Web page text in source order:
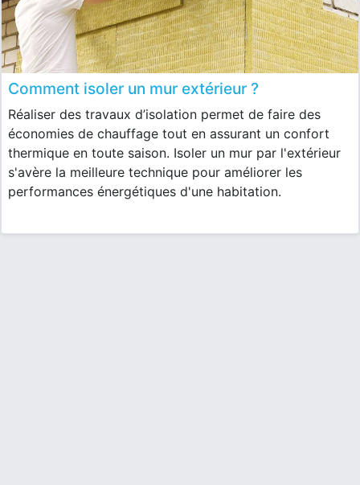
Comment isoler un mur extérieur ?
Réaliser des travaux d’isolation permet de faire des
économies de chauffage tout en assurant un confort
thermique en toute saison. Isoler un mur par l'extérieur
s'avère la meilleure technique pour améliorer les
performances énergétiques d'une habitation.